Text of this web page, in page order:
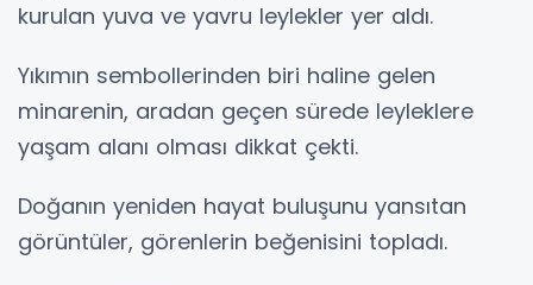
kurulan yuva ve yavru leylekler yer aldı.
Yıkımın sembollerinden biri haline gelen
minarenin, aradan geçen sürede leyleklere
yaşam alanı olması dikkat çekti.
Doğanın yeniden hayat buluşunu yansıtan
görüntüler, görenlerin beğenisini topladı.